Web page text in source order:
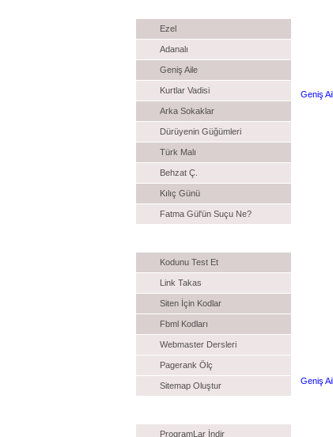
Ezel
Adanalı
Geniş Aile
Kurtlar Vadisi
Arka Sokaklar
Dürüyenin Güğümleri
Türk Malı
Behzat Ç.
Kılıç Günü
Fatma Gül'ün Suçu Ne?
Kodunu Test Et
Link Takas
Siten İçin Kodlar
Fbml Kodları
Webmaster Dersleri
Pagerank Ölç
Sitemap Oluştur
ProgramLar İndir
Geniş
Geniş